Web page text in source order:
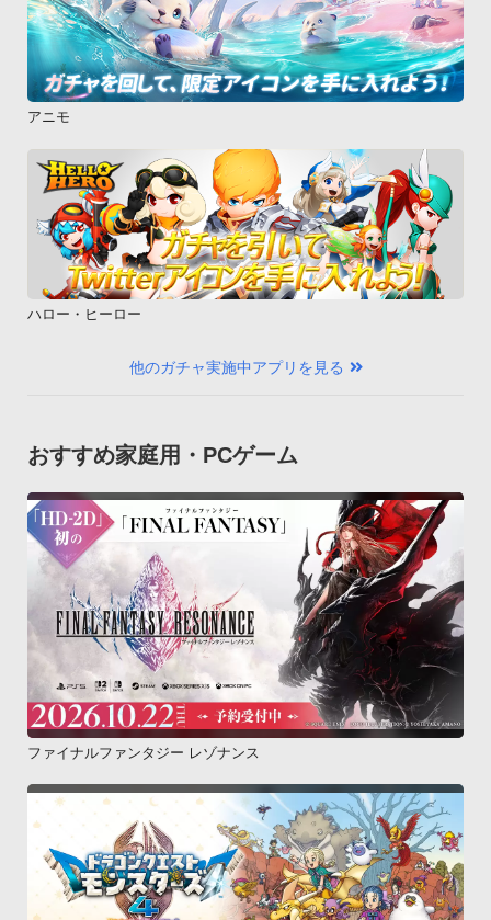
アニモ
ハロー・ヒーロー
他のガチャ実施中アプリを見る
おすすめ家庭用・PCゲーム
ファイナルファンタジー レゾナンス